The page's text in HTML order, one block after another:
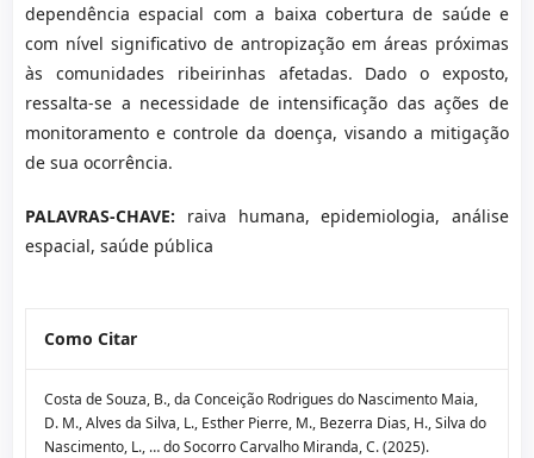
dependência espacial com a baixa cobertura de saúde e
com nível significativo de antropização em áreas próximas
às comunidades ribeirinhas afetadas. Dado o exposto,
ressalta-se a necessidade de intensificação das ações de
monitoramento e controle da doença, visando a mitigação
de sua ocorrência.
PALAVRAS-CHAVE: raiva humana, epidemiologia, análise
espacial, saúde pública
Como Citar
Costa de Souza, B., da Conceição Rodrigues do Nascimento Maia,
D. M., Alves da Silva, L., Esther Pierre, M., Bezerra Dias, H., Silva do
Nascimento, L., … do Socorro Carvalho Miranda, C. (2025).